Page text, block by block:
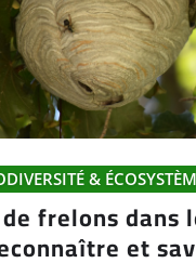
&
frelons dans
et